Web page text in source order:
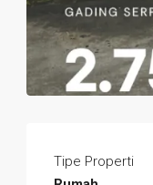
Tipe Properti